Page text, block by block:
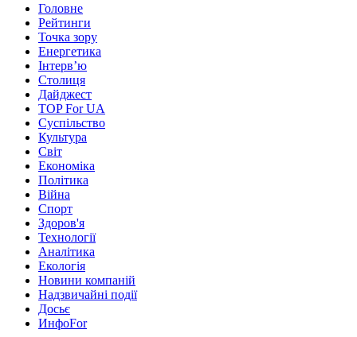
Головне
Рейтинги
Точка зору
Енергетика
Інтерв’ю
Столиця
Дайджест
TOP For UA
Суспiльство
Культура
Світ
Економіка
Політика
Війна
Спорт
Здоров'я
Технології
Аналітика
Екологія
Новини компаній
Надзвичайні події
Досьє
ИнфоFor